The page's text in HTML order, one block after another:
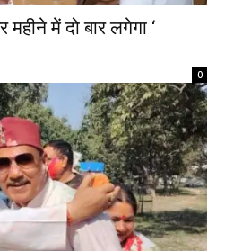
में दो बार लगेगा ‘
0